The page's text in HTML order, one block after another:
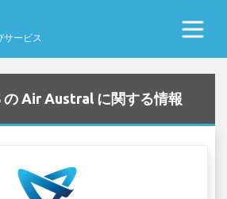
サービス
の Air Austral に関する情報